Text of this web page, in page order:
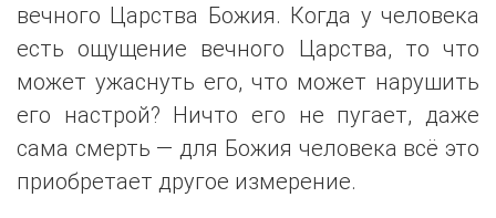
вечного Царства Божия. Когда у человека
есть ощущение вечного Царства, то что
может ужаснуть его, что может нарушить
его настрой? Ничто его не пугает, даже
сама смерть — для Божия человека всё это
приобретает другое измерение.